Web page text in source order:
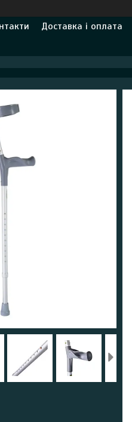
Доставка і оплата